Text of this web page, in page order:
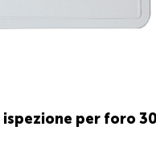
per foro